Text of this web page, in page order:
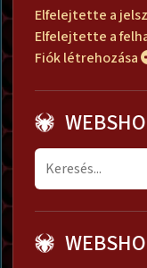
Elfelejtette a
Elfelejtette a
Fiók létrehozása